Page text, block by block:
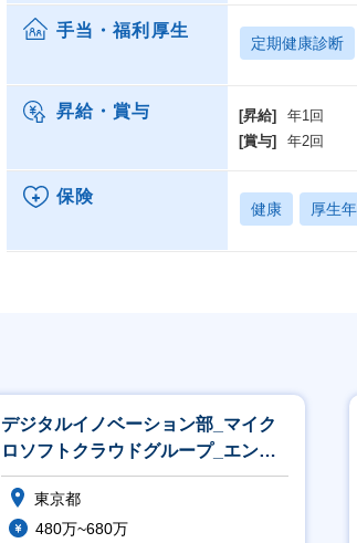
手当・福利厚生
定期健康診断
昇給・賞与 [昇給]
年1回
[賞与]
年2回
保険
健康 厚生
デジタルイノベーション部_マイク
ロソフトクラウドグループ_エンジ
ニア
東京都
480万~680万